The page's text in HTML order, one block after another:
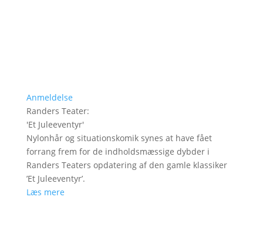
Anmeldelse
Randers Teater:
'Et Juleeventyr'
Nylonhår og situationskomik synes at have fået
forrang frem for de indholdsmæssige dybder i
Randers Teaters opdatering af den gamle klassiker
’Et Juleeventyr’.
Læs mere